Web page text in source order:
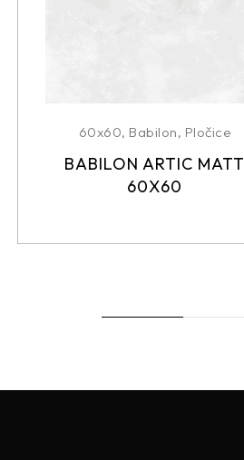
60x60, Babilon, Pločice
BABILON ARTIC MATT
60X60